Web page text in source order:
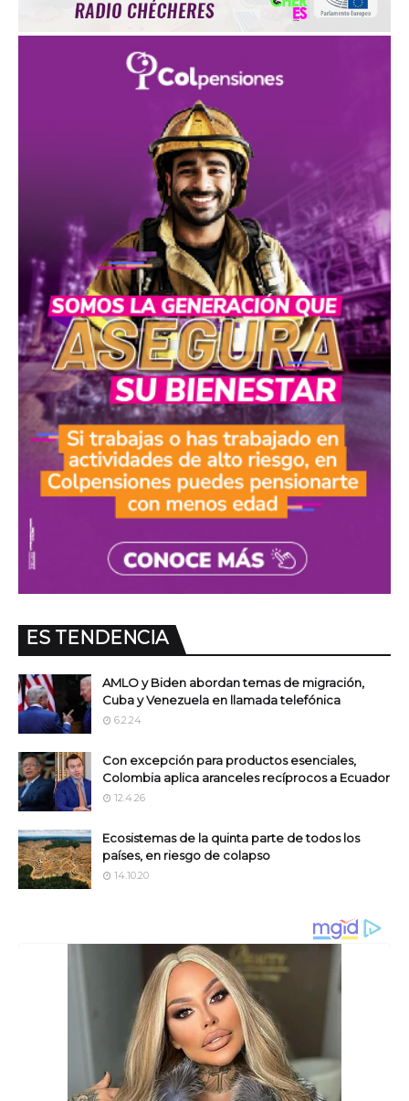
ES TENDENCIA
AMLO y Biden abordan temas de migración,
Cuba y Venezuela en llamada telefónica
6.2.24
Con excepción para productos esenciales,
Colombia aplica aranceles recíprocos a Ecuador
12.4.26
Ecosistemas de la quinta parte de todos los
países, en riesgo de colapso
14.10.20